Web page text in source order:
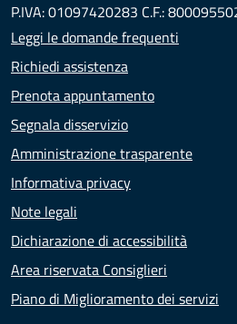
P.IVA: 01097420283 C.F.:
Leggi le domande frequenti
Richiedi assistenza
Prenota appuntamento
Segnala disservizio
Amministrazione trasparente
Informativa privacy
Note legali
Dichiarazione di accessibilità
Area riservata Consiglieri
Piano di Miglioramento dei servizi